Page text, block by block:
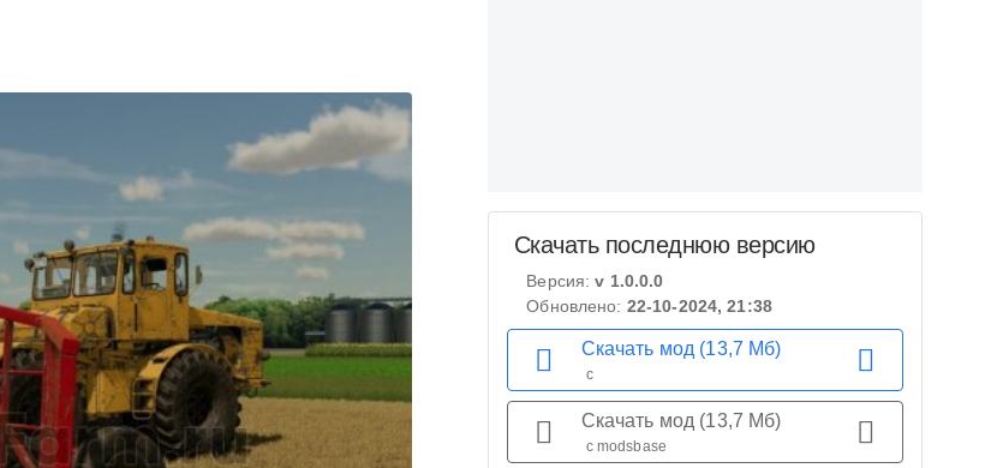
Скачать последнюю версию
Версия:v 1.0.0.0
Обновлено: 22-10-2024, 21:38
Скачать мод (13,7 Мб)
с
Скачать мод (13,7 Мб)
с modsbase